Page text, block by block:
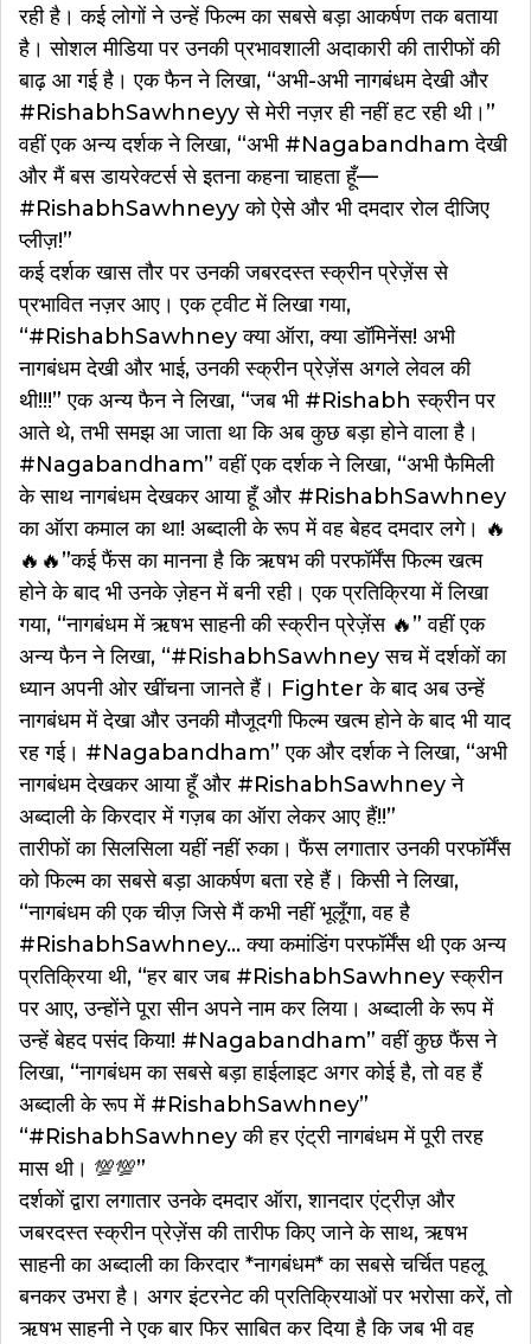
रही है। कई लोगों ने उन्हें फिल्म का सबसे बड़ा आकर्षण तक बताया
है। सोशल मीडिया पर उनकी प्रभावशाली अदाकारी की तारीफों की
बाढ़ आ गई है। एक फैन ने लिखा, “अभी-अभी नागबंधम देखी और
#RishabhSawhneyy से मेरी नज़र ही नहीं हट रही थी।”
वहीं एक अन्य दर्शक ने लिखा, “अभी #Nagabandham देखी
और मैं बस डायरेक्टर्स से इतना कहना चाहता हूँ—
#RishabhSawhneyy को ऐसे और भी दमदार रोल दीजिए
प्लीज़!”
कई दर्शक खास तौर पर उनकी जबरदस्त स्क्रीन प्रेज़ेंस से
प्रभावित नज़र आए। एक ट्वीट में लिखा गया,
“#RishabhSawhney क्या ऑरा, क्या डॉमिनेंस! अभी
नागबंधम देखी और भाई, उनकी स्क्रीन प्रेज़ेंस अगले लेवल की
थी!!!” एक अन्य फैन ने लिखा, “जब भी #Rishabh स्क्रीन पर
आते थे, तभी समझ आ जाता था कि अब कुछ बड़ा होने वाला है।
#Nagabandham” वहीं एक दर्शक ने लिखा, “अभी फैमिली
के साथ नागबंधम देखकर आया हूँ और #RishabhSawhney
का ऑरा कमाल का था! अब्दाली के रूप में वह बेहद दमदार लगे। 🔥
🔥🔥”कई फैंस का मानना है कि ऋषभ की परफॉर्मेंस फिल्म खत्म
होने के बाद भी उनके ज़ेहन में बनी रही। एक प्रतिक्रिया में लिखा
गया, “नागबंधम में ऋषभ साहनी की स्क्रीन प्रेज़ेंस 🔥” वहीं एक
अन्य फैन ने लिखा, “#RishabhSawhney सच में दर्शकों का
ध्यान अपनी ओर खींचना जानते हैं। Fighter के बाद अब उन्हें
नागबंधम में देखा और उनकी मौजूदगी फिल्म खत्म होने के बाद भी याद
रह गई। #Nagabandham” एक और दर्शक ने लिखा, “अभी
नागबंधम देखकर आया हूँ और #RishabhSawhney ने
अब्दाली के किरदार में गज़ब का ऑरा लेकर आए हैं!!”
तारीफों का सिलसिला यहीं नहीं रुका। फैंस लगातार उनकी परफॉर्मेंस
को फिल्म का सबसे बड़ा आकर्षण बता रहे हैं। किसी ने लिखा,
“नागबंधम की एक चीज़ जिसे मैं कभी नहीं भूलूँगा, वह है
#RishabhSawhney… क्या कमांडिंग परफॉर्मेंस थी एक अन्य
प्रतिक्रिया थी, “हर बार जब #RishabhSawhney स्क्रीन
पर आए, उन्होंने पूरा सीन अपने नाम कर लिया। अब्दाली के रूप में
उन्हें बेहद पसंद किया! #Nagabandham” वहीं कुछ फैंस ने
लिखा, “नागबंधम का सबसे बड़ा हाईलाइट अगर कोई है, तो वह हैं
अब्दाली के रूप में #RishabhSawhney”
“#RishabhSawhney की हर एंट्री नागबंधम में पूरी तरह
मास थी। 💯💯”
दर्शकों द्वारा लगातार उनके दमदार ऑरा, शानदार एंट्रीज़ और
जबरदस्त स्क्रीन प्रेज़ेंस की तारीफ किए जाने के साथ, ऋषभ
साहनी का अब्दाली का किरदार *नागबंधम* का सबसे चर्चित पहलू
बनकर उभरा है। अगर इंटरनेट की प्रतिक्रियाओं पर भरोसा करें, तो
ऋषभ साहनी ने एक बार फिर साबित कर दिया है कि जब भी वह